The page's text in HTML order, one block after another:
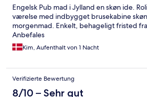
Engelsk Pub mad i Jylland en skøn ide.
værelse med indbygget brusekabine
morgenmad. Enkelt, behageligt fristed
Anbefales
Kim, Aufenthalt von 1 Nacht
Verifizierte Bewertung
8/10 – Sehr gut